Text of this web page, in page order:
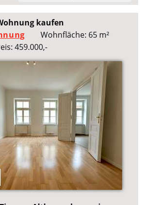
kaufen
Wohnfläche: 65 m²
459.000,-